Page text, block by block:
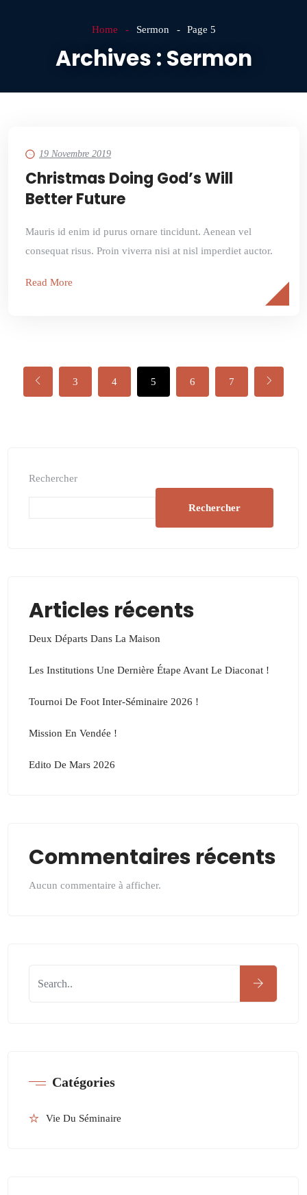
Home Sermon Page 5
Archives : Sermon
19 Novembre 2019
Christmas Doing God’s Will
Better Future
Mauris id enim id purus ornare tincidunt. Aenean vel
consequat risus. Proin viverra nisi at nisl imperdiet auctor.
Read More
3 4 5 6 7
Rechercher
Rechercher
Articles récents
Deux Départs Dans La Maison
Les Institutions Une Dernière Étape Avant Le Diaconat !
Tournoi De Foot Inter-Séminaire 2026 !
Mission En Vendée !
Edito De Mars 2026
Commentaires récents
Aucun commentaire à afficher.
Catégories
Vie Du Séminaire